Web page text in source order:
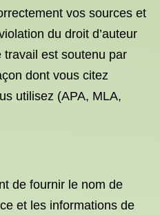
vos sources et
du droit d’auteur
est soutenu par
dont vous citez
utilisez (APA, MLA,
de fournir le nom de
et les informations de